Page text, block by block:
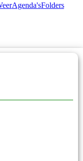
Agenda'sFolders